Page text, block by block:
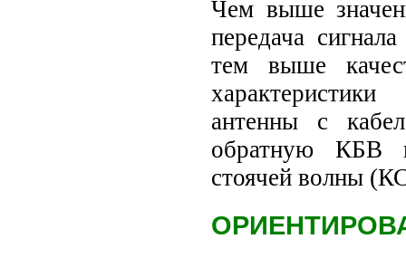
Чем выше
передача
тем выше
антенны с
обратную КБВ
стоячей волны